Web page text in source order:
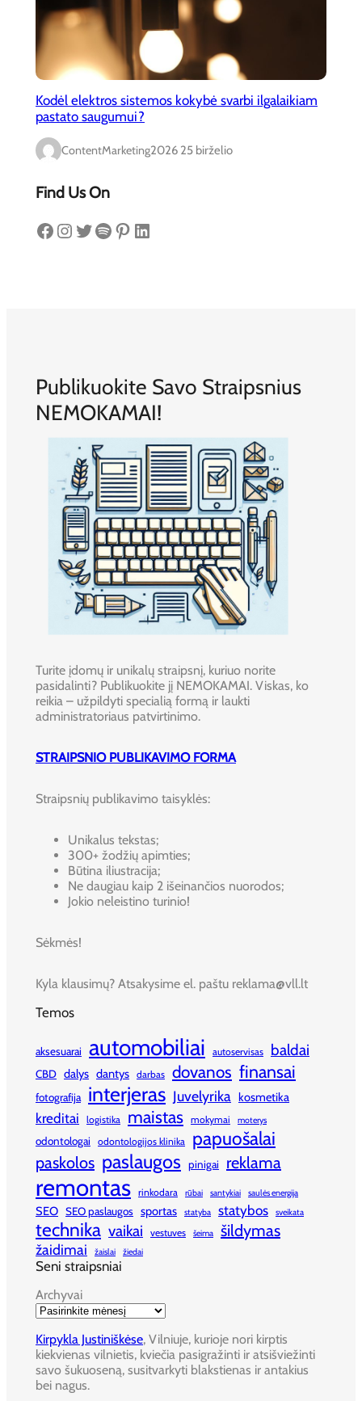
Kodėl elektros sistemos kokybė svarbi ilgalaikiam
pastato saugumui?
ContentMarketing2026 25 birželio
Find Us On
Facebook Instagram Twitter Spotify Pinterest LinkedIn
Publikuokite Savo Straipsnius
NEMOKAMAI!
Turite įdomų ir unikalų straipsnį, kuriuo norite
pasidalinti? Publikuokite jį NEMOKAMAI. Viskas, ko
reikia – užpildyti specialią formą ir laukti
administratoriaus patvirtinimo.
STRAIPSNIO PUBLIKAVIMO FORMA
Straipsnių publikavimo taisyklės:
Unikalus tekstas;
300+ žodžių apimties;
Būtina iliustracija;
Ne daugiau kaip 2 išeinančios nuorodos;
Jokio neleistino turinio!
Sėkmės!
Kyla klausimų? Atsakysime el. paštu reklama@vll.lt
Temos
aksesuarai automobiliai autoservisas baldai
CBD dalys dantys darbas dovanos finansai
fotografija interjeras Juvelyrika kosmetika
kreditai logistika maistas mokymai moterys
odontologai odontologijos klinika papuošalai
paskolos paslaugos pinigai reklama
remontas rinkodara rūbai santykiai saulės energija
SEO SEO paslaugos sportas statyba statybos sveikata
technika vaikai vestuves šeima šildymas
žaidimai žaislai žiedai
Seni straipsniai
Archyvai
Kirpykla Justiniškėse, Vilniuje, kurioje nori kirptis
kiekvienas vilnietis, kviečia pasigražinti ir atsišviežinti
savo šukuoseną, susitvarkyti blakstienas ir antakius
bei nagus.